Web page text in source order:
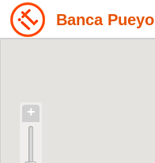
Banca Pueyo
+